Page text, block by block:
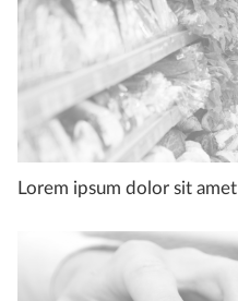
Lorem ipsum dolor sit amet